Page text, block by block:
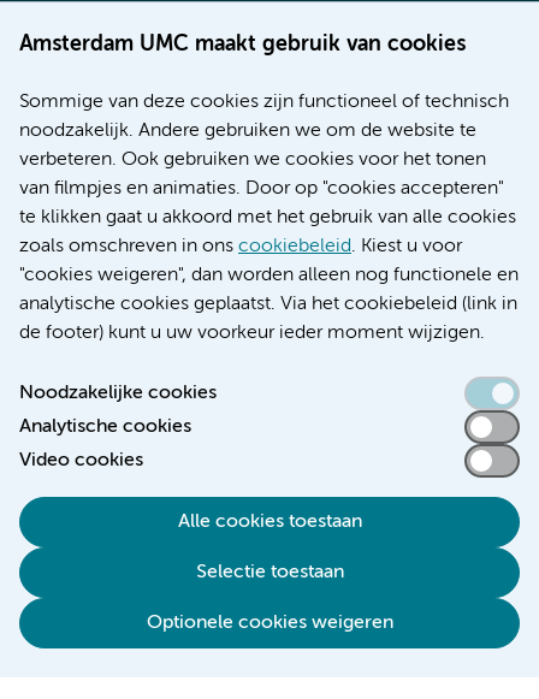
Amsterdam UMC maakt gebruik van cookies
Sommige van deze cookies zijn functioneel of technisch
noodzakelijk. Andere gebruiken we om de website te
verbeteren. Ook gebruiken we cookies voor het tonen
van filmpjes en animaties. Door op "cookies accepteren"
te klikken gaat u akkoord met het gebruik van alle cookies
zoals omschreven in ons cookiebeleid. Kiest u voor
"cookies weigeren", dan worden alleen nog functionele en
analytische cookies geplaatst. Via het cookiebeleid (link in
de footer) kunt u uw voorkeur ieder moment wijzigen.
Noodzakelijke cookies
Analytische cookies
Video cookies
Alle cookies toestaan
Selectie toestaan
Optionele cookies weigeren
Werken bij Amsterdam UMC
Nieuws
Research
Educatie locatie AMC
Educatie locatie VUmc
Verwijzen & diagnostiek
Toegankelijkheidsverklaring
Responsible disclosure